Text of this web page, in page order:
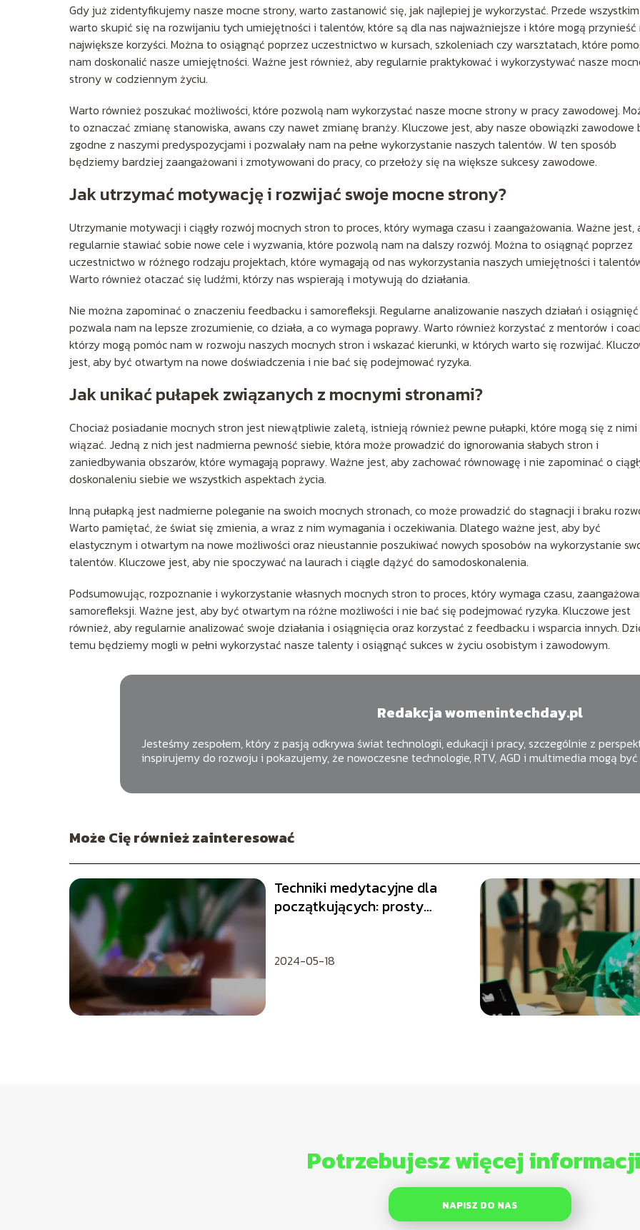
Gdy już zidentyfikujemy nasze mocne strony, warto zastanowić się, jak najlepiej je wykorzystać. Przede wszystkim
warto skupić się na rozwijaniu tych umiejętności i talentów, które są dla nas najważniejsze i które mogą przynieść
największe korzyści. Można to osiągnąć poprzez uczestnictwo w kursach, szkoleniach czy warsztatach, które
nam doskonalić nasze umiejętności. Ważne jest również, aby regularnie praktykować i wykorzystywać nasze
strony w codziennym życiu.
Warto również poszukać możliwości, które pozwolą nam wykorzystać nasze mocne strony w pracy zawodowej.
to oznaczać zmianę stanowiska, awans czy nawet zmianę branży. Kluczowe jest, aby nasze obowiązki zawodowe
zgodne z naszymi predyspozycjami i pozwalały nam na pełne wykorzystanie naszych talentów. W ten sposób
będziemy bardziej zaangażowani i zmotywowani do pracy, co przełoży się na większe sukcesy zawodowe.
Jak utrzymać motywację i rozwijać swoje mocne strony?
Utrzymanie motywacji i ciągły rozwój mocnych stron to proces, który wymaga czasu i zaangażowania. Ważne jest,
regularnie stawiać sobie nowe cele i wyzwania, które pozwolą nam na dalszy rozwój. Można to osiągnąć poprzez
uczestnictwo w różnego rodzaju projektach, które wymagają od nas wykorzystania naszych umiejętności i
Warto również otaczać się ludźmi, którzy nas wspierają i motywują do działania.
Nie można zapominać o znaczeniu feedbacku i samorefleksji. Regularne analizowanie naszych działań i osiągnięć
pozwala nam na lepsze zrozumienie, co działa, a co wymaga poprawy. Warto również korzystać z mentorów i
którzy mogą pomóc nam w rozwoju naszych mocnych stron i wskazać kierunki, w których warto się rozwijać.
jest, aby być otwartym na nowe doświadczenia i nie bać się podejmować ryzyka.
Jak unikać pułapek związanych z mocnymi stronami?
Chociaż posiadanie mocnych stron jest niewątpliwie zaletą, istnieją również pewne pułapki, które mogą się z nimi
wiązać. Jedną z nich jest nadmierna pewność siebie, która może prowadzić do ignorowania słabych stron i
zaniedbywania obszarów, które wymagają poprawy. Ważne jest, aby zachować równowagę i nie zapominać o
doskonaleniu siebie we wszystkich aspektach życia.
Inną pułapką jest nadmierne poleganie na swoich mocnych stronach, co może prowadzić do stagnacji i braku
Warto pamiętać, że świat się zmienia, a wraz z nim wymagania i oczekiwania. Dlatego ważne jest, aby być
elastycznym i otwartym na nowe możliwości oraz nieustannie poszukiwać nowych sposobów na wykorzystanie
talentów. Kluczowe jest, aby nie spoczywać na laurach i ciągle dążyć do samodoskonalenia.
Podsumowując, rozpoznanie i wykorzystanie własnych mocnych stron to proces, który wymaga czasu,
samorefleksji. Ważne jest, aby być otwartym na różne możliwości i nie bać się podejmować ryzyka. Kluczowe jest
również, aby regularnie analizować swoje działania i osiągnięcia oraz korzystać z feedbacku i wsparcia innych.
temu będziemy mogli w pełni wykorzystać nasze talenty i osiągnąć sukces w życiu osobistym i zawodowym.
Redakcja womenintechday.pl
Jesteśmy zespołem, który z pasją odkrywa świat technologii, edukacji i pracy, szczególnie z
inspirujemy do rozwoju i pokazujemy, że nowoczesne technologie, RTV, AGD i multimedia mogą
Może Cię również zainteresować
Techniki medytacyjne dla
początkujących: prosty
2024-05-18
Potrzebujesz więcej
NAPISZ DO NAS